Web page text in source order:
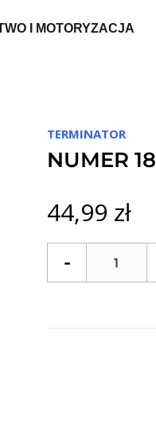
I MOTORYZACJA
TERMINATOR
NUMER 18
44,99 zł
-